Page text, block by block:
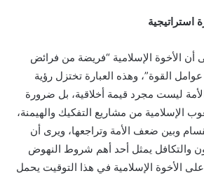
استراتيجية
أن الأخوة الإسلامية “فريضة من فرائض
القوة”، وهذه العبارة تختزل رؤية
ليست مجرد قيمة أخلاقية، بل ضرورة
الإسلامية من مشاريع التفكيك والهيمنة،
وبين ضعف الأمة وتراجعها، ويرى أن
والتكافل يمثل أحد أهم شروط النهوض
على الأخوة الإسلامية في هذا التوقيت يحمل